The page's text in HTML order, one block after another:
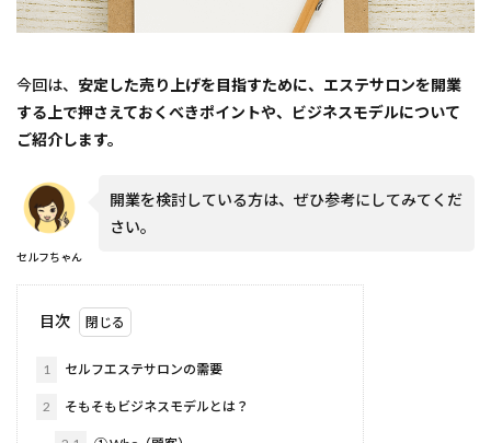
今回は、 安定した売り上げを目指すために、エステサロンを開業
する上で押さえておくべきポイントや、ビジネスモデルについて
ご紹介します。
セルフちゃん
開業を検討している方は、ぜひ参考にしてみてくだ
さい。
目次
1 セルフエステサロンの需要
2 そもそもビジネスモデルとは？